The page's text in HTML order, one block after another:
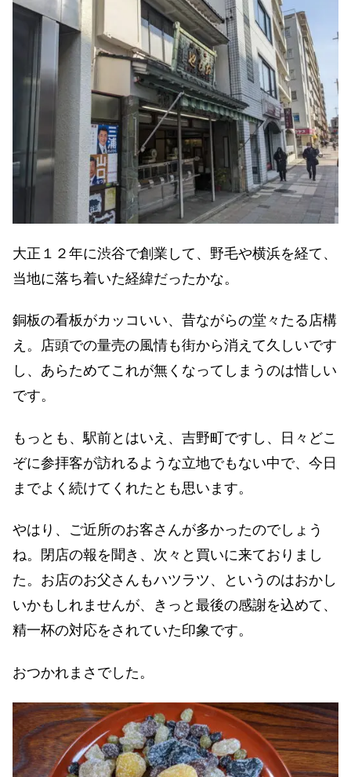
大正１２年に渋谷で創業して、野毛や横浜を経て、
当地に落ち着いた経緯だったかな。
銅板の看板がカッコいい、昔ながらの堂々たる店構
え。店頭での量売の風情も街から消えて久しいです
し、あらためてこれが無くなってしまうのは惜しい
です。
もっとも、駅前とはいえ、吉野町ですし、日々どこ
ぞに参拝客が訪れるような立地でもない中で、今日
までよく続けてくれたとも思います。
やはり、ご近所のお客さんが多かったのでしょう
ね。閉店の報を聞き、次々と買いに来ておりまし
た。お店のお父さんもハツラツ、というのはおかし
いかもしれませんが、きっと最後の感謝を込めて、
精一杯の対応をされていた印象です。
おつかれまさでした。